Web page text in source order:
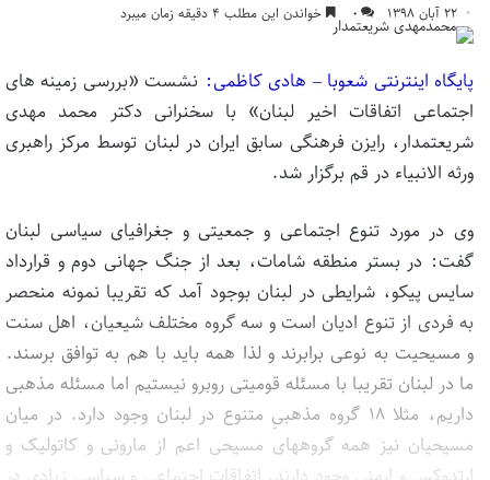
۲۲ آبان ۱۳۹۸ ۰ خواندن این مطلب ۴ دقیقه زمان میبرد
پایگاه اینترنتی شعوبا – هادی کاظمی: نشست «بررسی زمینه­ های
اجتماعی اتفاقات اخیر لبنان» با سخنرانی دکتر محمد مهدی
شریعتمدار، رایزن فرهنگی سابق ایران در لبنان توسط مرکز راهبری
ورثه الانبیاء در قم برگزار شد.
وی در مورد تنوع اجتماعی و جمعیتی و جغرافیای سیاسی لبنان
گفت: در بستر منطقه شامات، بعد از جنگ جهانی دوم و قرارداد
سایس پیکو، شرایطی در لبنان بوجود آمد که تقریبا نمونه منحصر
به فردی از تنوع ادیان است و سه گروه مختلف شیعیان، اهل سنت
و مسیحیت به نوعی برابرند و لذا همه باید با هم به توافق برسند.
ما در لبنان تقریبا با مسئله قومیتی روبرو نیستیم اما مسئله مذهبی
داریم، مثلا ۱۸ گروه مذهبیِ متنوع در لبنان وجود دارد. در میان
مسیحیان نیز همه گروه­های مسیحی اعم از مارونی و کاتولیک و